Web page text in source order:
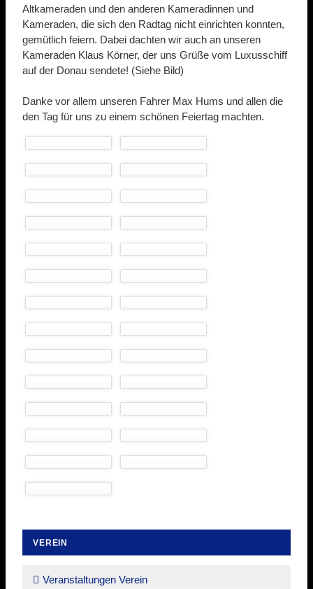
Altkameraden und den anderen Kameradinnen und
Kameraden, die sich den Radtag nicht einrichten konnten,
gemütlich feiern. Dabei dachten wir auch an unseren
Kameraden Klaus Körner, der uns Grüße vom Luxusschiff
auf der Donau sendete! (Siehe Bild)
Danke vor allem unseren Fahrer Max Hums und allen die
den Tag für uns zu einem schönen Feiertag machten.
VEREIN
überspringen
Veranstaltungen Verein